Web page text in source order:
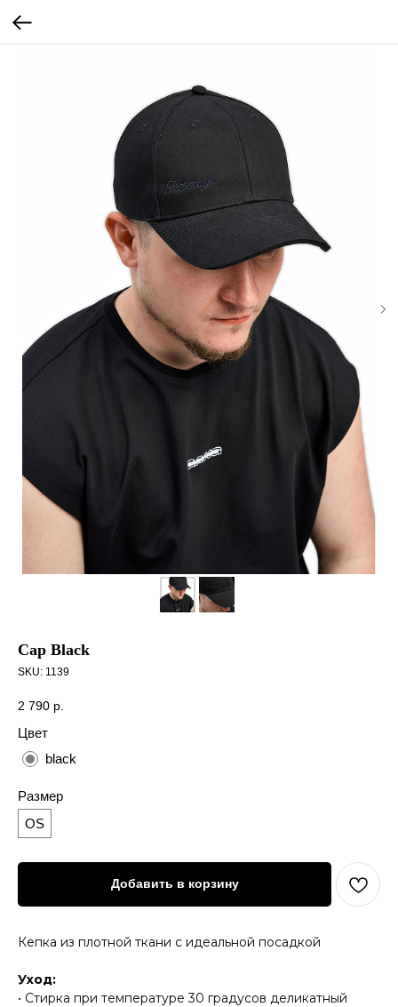
Cap Black
SKU: 1139
2 790 р.
Цвет
black
Размер
OS
Добавить в корзину
Кепка из плотной ткани с идеальной посадкой
Уход:
• Стирка при температуре 30 градусов деликатный